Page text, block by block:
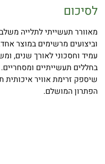
לסיכום
מאוורר תעשייתי לתלייה
וביצועים מרשימים במוצר
עמיד וחסכוני לאורך שנים,
בחללים תעשייתיים
שיספק זרימת אוויר איכותית
הפתרון המושלם.